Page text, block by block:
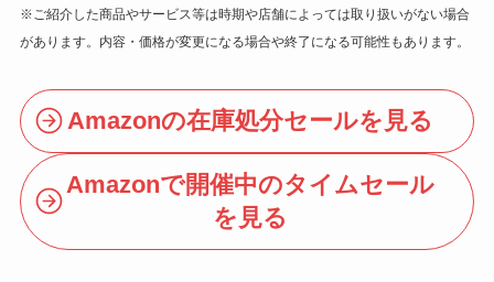
※ご紹介した商品やサービス等は時期や店舗によっては取り扱いがない場合
があります。内容・価格が変更になる場合や終了になる可能性もあります。
Amazonの在庫処分セールを見る
Amazonで開催中のタイムセール
を見る